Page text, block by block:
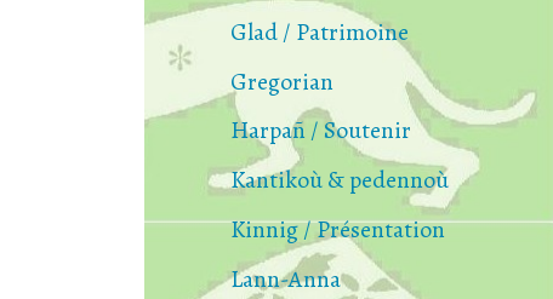
Glad / Patrimoine
Gregorian
Harpañ / Soutenir
Kantikoù & pedennoù
Kinnig / Présentation
Lann-Anna